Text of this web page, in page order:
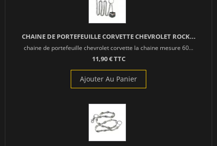
CHAINE DE PORTEFEUILLE CORVETTE CHEVROLET ROCK...
chaine de portefeuille chevrolet corvette la chaine mesure 60...
11,90 € TTC
Ajouter Au Panier